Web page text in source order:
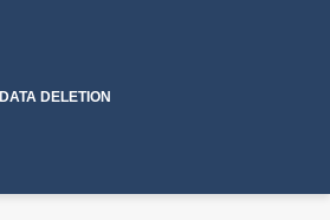
DATA DELETION